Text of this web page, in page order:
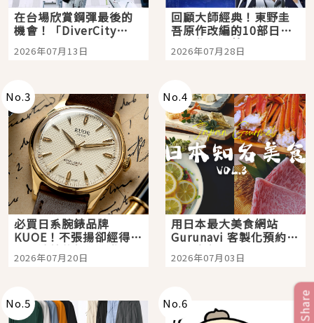
在台場欣賞鋼彈最後的
機會！「DiverCity
Tokyo Plaza」搭船、
購物、美食及夜景，一
2026年07月13日
回顧大師經典！東野圭
吾原作改編的10部日本
影視作品推薦
2026年07月28日
No.3
必買日系腕錶品牌
KUOE！不張揚卻經得起
時間洗鍊的經典之作五
選
2026年07月20日
No.4
用日本最大美食網站
Gurunavi 客製化預約九
大都市餐廳，打造專屬
美食體驗！
2026年07月03日
No.5 No.6 Share